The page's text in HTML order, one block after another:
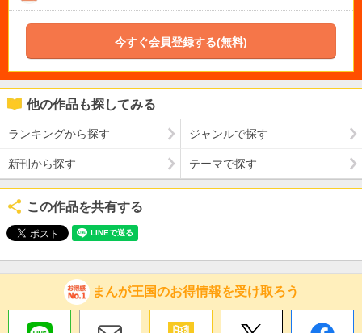
今すぐ会員登録する(無料)
他の作品も探してみる
ランキングから探す ジャンルで探す
新刊から探す テーマで探す
この作品を共有する
まんが王国のお得情報を受け取ろう